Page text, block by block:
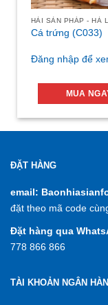
HẢI SẢN PHÁP - HÀ
Cá trứng (C033)
Đăng nhập để
MUA
ĐẶT HÀNG
email:
đặt theo mã code
Đặt hàng qua
778 866 866
TÀI KHOẢN NGÂN